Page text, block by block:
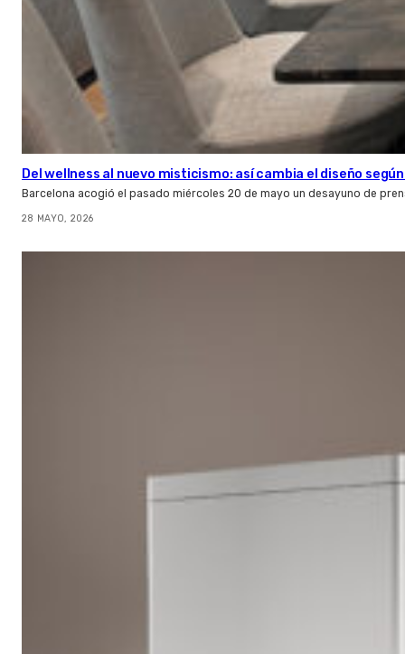
Del wellness al nuevo misticismo: así cambia el diseño
Barcelona acogió el pasado miércoles 20 de mayo un desayuno de
28 MAYO, 2026